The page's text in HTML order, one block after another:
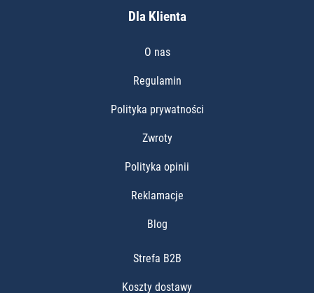
Dla Klienta
O nas
Regulamin
Polityka prywatności
Zwroty
Polityka opinii
Reklamacje
Blog
Strefa B2B
Koszty dostawy